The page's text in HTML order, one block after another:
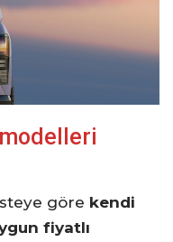
göre kendi
fiyatlı